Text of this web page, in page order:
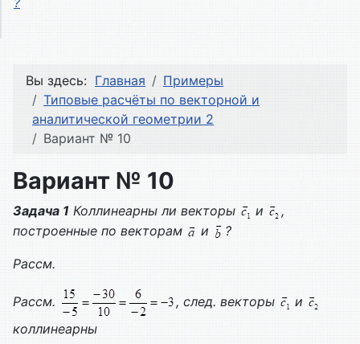
Вы здесь: Главная
Примеры
Типовые расчёты по векторной и
аналитической геометрии 2
Вариант № 10
Вариант № 10
Задача 1 Коллинеарны ли векторы и
,
построенные по векторам
и ?
Рассм.
Рассм. , след. векторы
и
коллинеарны